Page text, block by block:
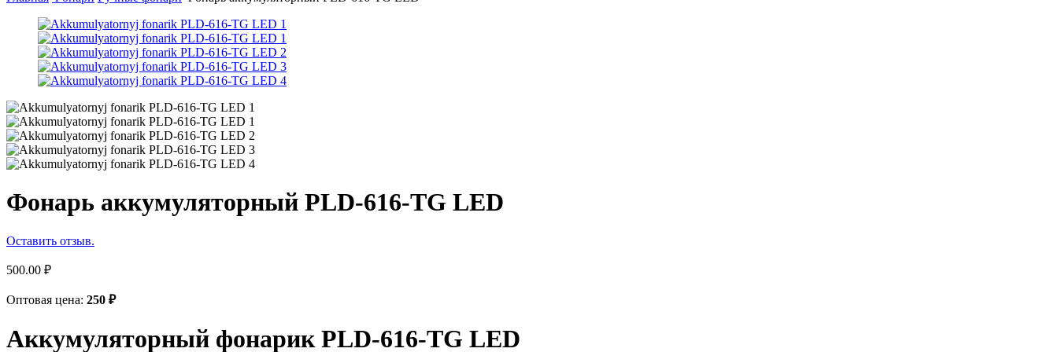
Фонарь аккумуляторный PLD-616-TG LED
Оставить отзыв.
500.00 ₽
Оптовая цена: 250 ₽
Аккумуляторный фонарик PLD-616-TG LED